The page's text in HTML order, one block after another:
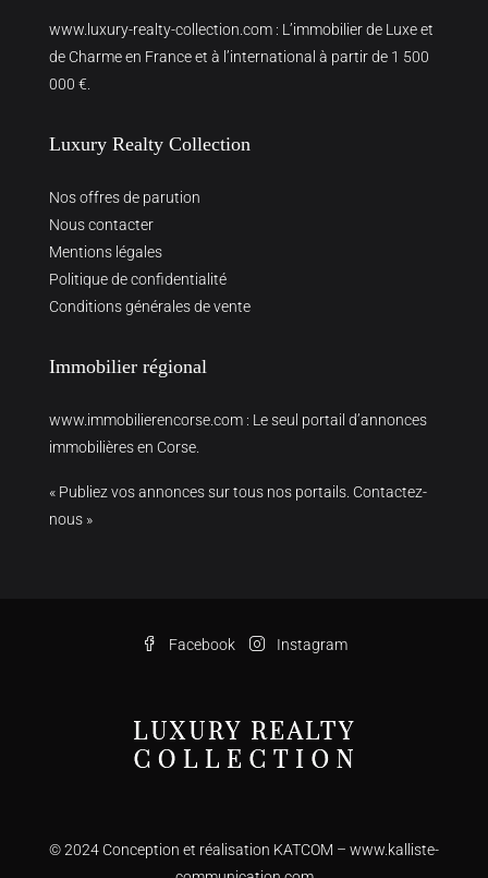
www.luxury-realty-collection.com : L’immobilier de Luxe et
de Charme en France et à l’international à partir de 1 500
000 €.
Luxury Realty Collection
Nos offres de parution
Nous contacter
Mentions légales
Politique de confidentialité
Conditions générales de vente
Immobilier régional
www.immobilierencorse.com : Le seul portail d’annonces
immobilières en Corse.
« Publiez vos annonces sur tous nos portails. Contactez-
nous »
Facebook Instagram
© 2024 Conception et réalisation KATCOM – www.kalliste-